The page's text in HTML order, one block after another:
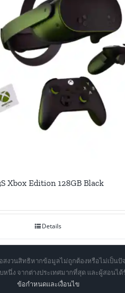
Xbox Edition 128GB Black
Details
สงวนสิทธิหากข้อมูลไม่ถูกต้องหรือไม่เป็น
จากต่างประเทศมากที่สุด และผู้สอนได้รั
ข้อกำหนดเเละเงื่อนไข